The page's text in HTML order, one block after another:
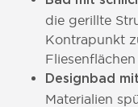
die gerillte
Kontrapunkt
Designbad
Materialien